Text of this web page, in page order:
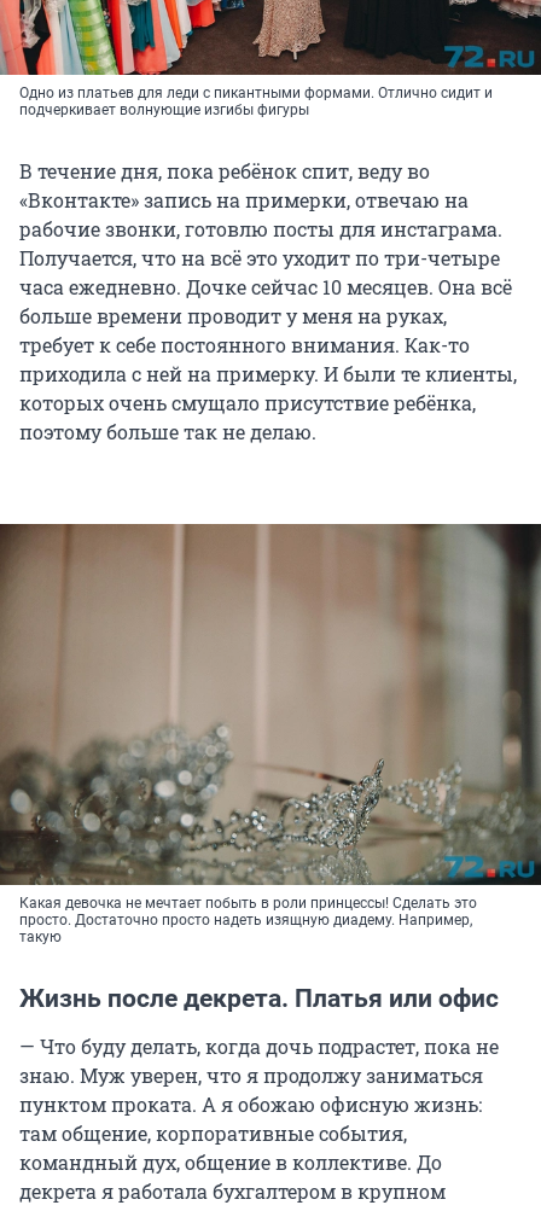
Одно из платьев для леди с пикантными формами. Отлично сидит и
подчеркивает волнующие изгибы фигуры
В течение дня, пока ребёнок спит, веду во
«Вконтакте» запись на примерки, отвечаю на
рабочие звонки, готовлю посты для инстаграма.
Получается, что на всё это уходит по три-четыре
часа ежедневно. Дочке сейчас 10 месяцев. Она всё
больше времени проводит у меня на руках,
требует к себе постоянного внимания. Как-то
приходила с ней на примерку. И были те клиенты,
которых очень смущало присутствие ребёнка,
поэтому больше так не делаю.
Какая девочка не мечтает побыть в роли принцессы! Сделать это
просто. Достаточно просто надеть изящную диадему. Например,
такую
Жизнь после декрета. Платья или офис
— Что буду делать, когда дочь подрастет, пока не
знаю. Муж уверен, что я продолжу заниматься
пунктом проката. А я обожаю офисную жизнь:
там общение, корпоративные события,
командный дух, общение в коллективе. До
декрета я работала бухгалтером в крупном